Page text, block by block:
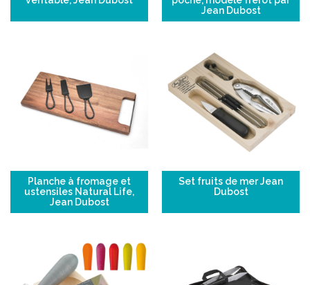
Jean Dubost
Planche à fromage et
ustensiles Natural Life,
Jean Dubost
Set fruits de mer Jean
Dubost